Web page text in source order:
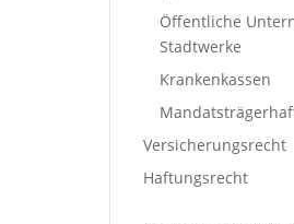
Öffentliche
Stadtwerke
Krankenkassen
Versicherungsrecht
Haftungsrecht